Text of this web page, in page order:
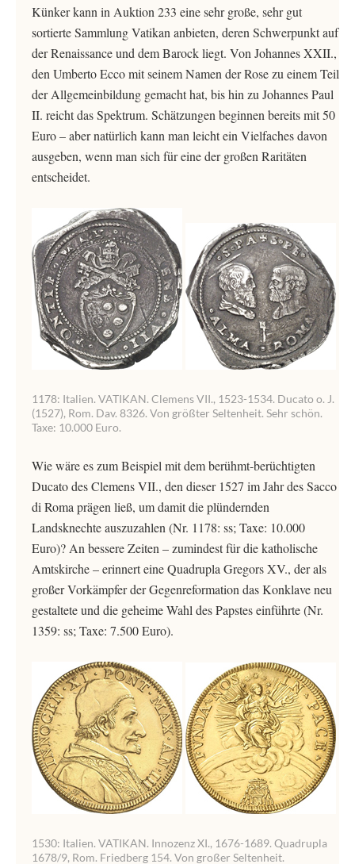
Künker kann in Auktion 233 eine sehr große, sehr gut
sortierte Sammlung Vatikan anbieten, deren Schwerpunkt auf
der Renaissance und dem Barock liegt. Von Johannes XXII.,
den Umberto Ecco mit seinem Namen der Rose zu einem Teil
der Allgemeinbildung gemacht hat, bis hin zu Johannes Paul
II. reicht das Spektrum. Schätzungen beginnen bereits mit 50
Euro – aber natürlich kann man leicht ein Vielfaches davon
ausgeben, wenn man sich für eine der großen Raritäten
entscheidet.
1178: Italien. VATIKAN. Clemens VII., 1523-1534. Ducato o. J.
(1527), Rom. Dav. 8326. Von größter Seltenheit. Sehr schön.
Taxe: 10.000 Euro.
Wie wäre es zum Beispiel mit dem berühmt-berüchtigten
Ducato des Clemens VII., den dieser 1527 im Jahr des Sacco
di Roma prägen ließ, um damit die plündernden
Landsknechte auszuzahlen (Nr. 1178: ss; Taxe: 10.000
Euro)? An bessere Zeiten – zumindest für die katholische
Amtskirche – erinnert eine Quadrupla Gregors XV., der als
großer Vorkämpfer der Gegenreformation das Konklave neu
gestaltete und die geheime Wahl des Papstes einführte (Nr.
1359: ss; Taxe: 7.500 Euro).
1530: Italien. VATIKAN. Innozenz XI., 1676-1689. Quadrupla
1678/9, Rom. Friedberg 154. Von großer Seltenheit.